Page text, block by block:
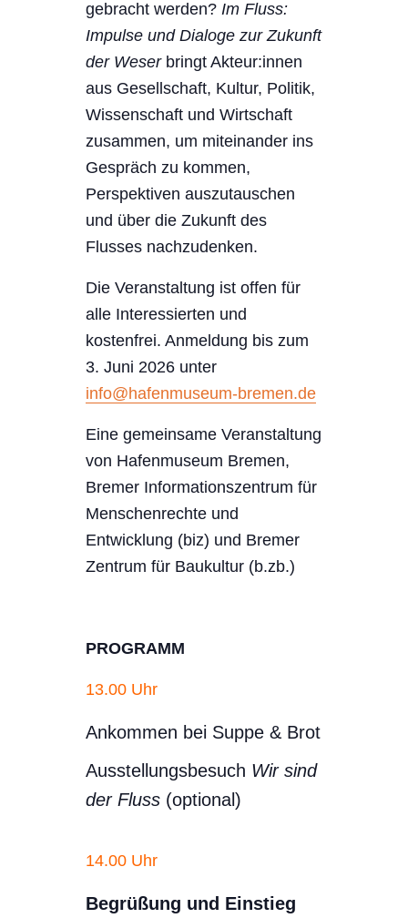
gebracht werden? Im Fluss:
Impulse und Dialoge zur Zukunft
der Weser bringt Akteur:innen
aus Gesellschaft, Kultur, Politik,
Wissenschaft und Wirtschaft
zusammen, um miteinander ins
Gespräch zu kommen,
Perspektiven auszutauschen
und über die Zukunft des
Flusses nachzudenken.
Die Veranstaltung ist offen für
alle Interessierten und
kostenfrei. Anmeldung bis zum
3. Juni 2026 unter
info@hafenmuseum-bremen.de
Eine gemeinsame Veranstaltung
von Hafenmuseum Bremen,
Bremer Informationszentrum für
Menschenrechte und
Entwicklung (biz) und Bremer
Zentrum für Baukultur (b.zb.)
PROGRAMM
13.00 Uhr
Ankommen bei Suppe & Brot
Ausstellungsbesuch Wir sind
der Fluss (optional)
14.00 Uhr
Begrüßung und Einstieg